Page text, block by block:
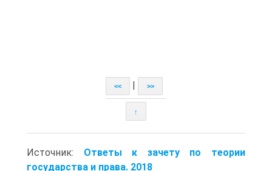
<< >>
↑
Источник: Ответы к зачету по теории
государства и права. 2018